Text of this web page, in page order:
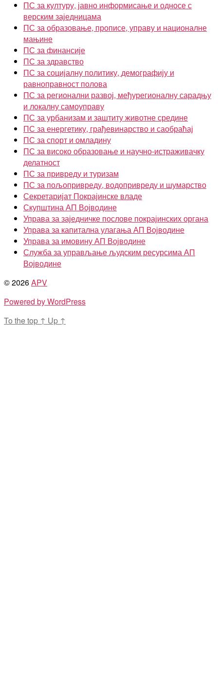
ПС за културу, јавно информисање и односе с
верским заједницама
ПС за образовање, прописе, управу и националне
мањине
ПС за финансије
ПС за здравство
ПС за социјалну политику, демографију и
равноправност полова
ПС за регионални развој, међурегионалну сарадњу
и локалну самоуправу
ПС за урбанизам и заштиту животне средине
ПС за енергетику, грађевинарство и саобраћај
ПС за спорт и омладину
ПС за високо образовање и научно-истраживачку
делатност
ПС за привреду и туризам
ПС за пољопривреду, водопривреду и шумарство
Секретаријат Покрајинске владе
Скупштина АП Војводине
Управа за заједничке послове покрајинских органа
Управа за капитална улагања АП Војводине
Управа за имовину АП Војводине
Служба за управљање људским ресурсима АП
Војводине
© 2026APV
Powered by WordPress
To the top ↑ Up ↑